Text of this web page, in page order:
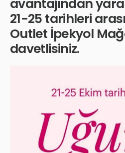
avantajından
21-25 tarihleri
Outlet İpekyol
davetlisiniz.